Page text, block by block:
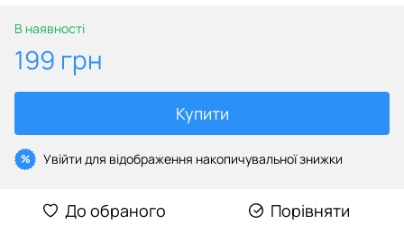
В наявності
199 грн
Купити
% Увійти для відображення накопичувальної знижки
До обраного Порівняти